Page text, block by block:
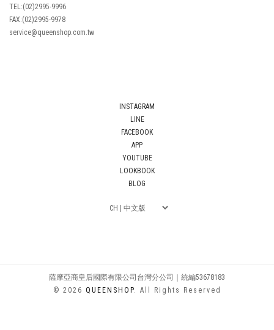
TEL:(02)2995-9996
FAX:(02)2995-9978
service@queenshop.com.tw
INSTAGRAM
LINE
FACEBOOK
APP
YOUTUBE
LOOKBOOK
BLOG
薩摩亞商皇后國際有限公司台灣分公司｜統編53678183
© 2026 QUEENSHOP. All Rights Reserved